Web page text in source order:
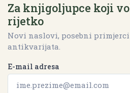
Za knjigoljupce koji
rijetko
Novi naslovi, posebni
antikvarijata.
E-mail adresa